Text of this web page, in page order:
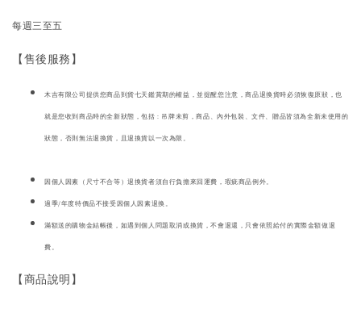
每週三至五
【售後服務】
木吉有限公司提供您商品到貨七天鑑賞期的權益，並提醒您注意，商品退換貨時必須恢復原狀，也
就是您收到商品時的全新狀態，包括 : 吊牌未剪，商品、內外包裝、文件、贈品皆須為全新未使用的
狀態，否則無法退換貨，且退換貨以一次為限。
因個人因素（尺寸不合等）退換貨者須自行負擔來回運費，瑕疵商品例外。
過季/年度特價品不接受因個人因素退換。
滿額送的購物金結帳後，如遇到個人問題取消或換貨，不會退還，只會依照給付的實際金額做退
費。
【商品說明】